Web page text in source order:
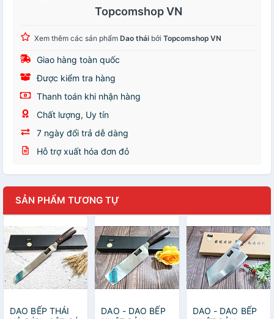
Topcomshop VN
Xem thêm các sản phẩm Dao thái bởi Topcomshop VN
Giao hàng toàn quốc
Được kiểm tra hàng
Thanh toán khi nhận hàng
Chất lượng, Uy tín
7 ngày đổi trả dễ dàng
Hỗ trợ xuất hóa đơn đỏ
SẢN PHẨM TƯƠNG TỰ
DAO BẾP THÁI
DAO - DAO BẾP
DAO - DAO BẾP